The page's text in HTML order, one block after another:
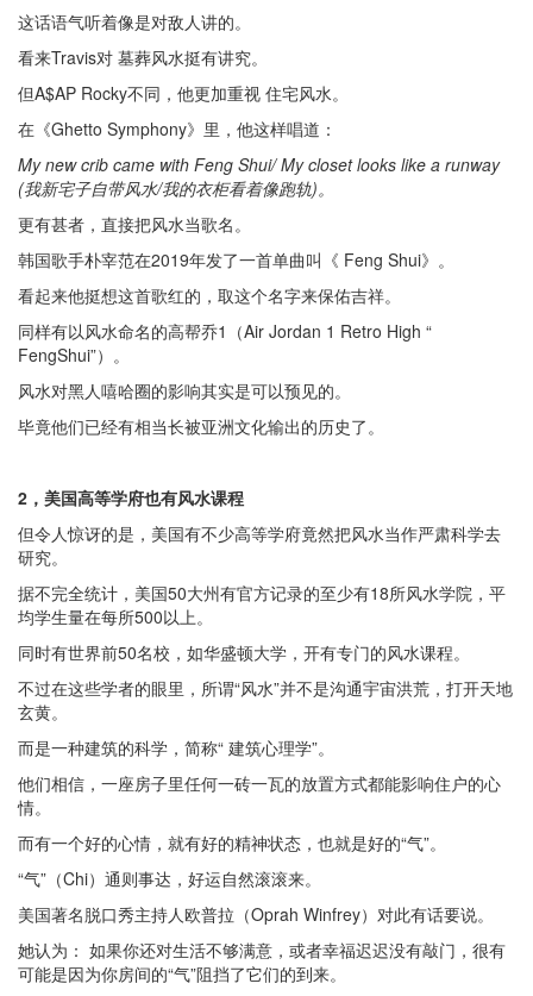
这话语气听着像是对敌人讲的。
看来Travis对 墓葬风水挺有讲究。
但A$AP Rocky不同，他更加重视 住宅风水。
在《Ghetto Symphony》里，他这样唱道：
My new crib came with Feng Shui/ My closet looks like a runway
(我新宅子自带风水/我的衣柜看着像跑轨)。
更有甚者，直接把风水当歌名。
韩国歌手朴宰范在2019年发了一首单曲叫《 Feng Shui》。
看起来他挺想这首歌红的，取这个名字来保佑吉祥。
同样有以风水命名的高帮乔1（Air Jordan 1 Retro High “
FengShui”）。
风水对黑人嘻哈圈的影响其实是可以预见的。
毕竟他们已经有相当长被亚洲文化输出的历史了。
2，美国高等学府也有风水课程
但令人惊讶的是，美国有不少高等学府竟然把风水当作严肃科学去
研究。
据不完全统计，美国50大州有官方记录的至少有18所风水学院，平
均学生量在每所500以上。
同时有世界前50名校，如华盛顿大学，开有专门的风水课程。
不过在这些学者的眼里，所谓“风水”并不是沟通宇宙洪荒，打开天地
玄黄。
而是一种建筑的科学，简称“ 建筑心理学”。
他们相信，一座房子里任何一砖一瓦的放置方式都能影响住户的心
情。
而有一个好的心情，就有好的精神状态，也就是好的“气”。
“气”（Chi）通则事达，好运自然滚滚来。
美国著名脱口秀主持人欧普拉（Oprah Winfrey）对此有话要说。
她认为： 如果你还对生活不够满意，或者幸福迟迟没有敲门，很有
可能是因为你房间的“气”阻挡了它们的到来。